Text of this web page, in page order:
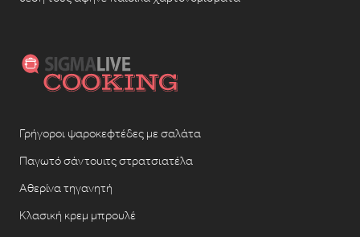
Γρήγοροι ψαροκεφτέδες με σαλάτα
Παγωτό σάντουιτς στρατσιατέλα
Αθερίνα τηγανητή
Κλασική κρεμ μπρουλέ